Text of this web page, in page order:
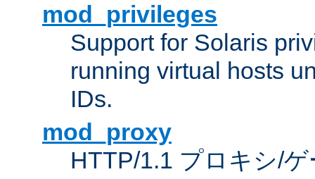
mod_privileges
Support for Solaris
running virtual hosts
IDs.
mod_proxy
HTTP/1.1 プロキシ/